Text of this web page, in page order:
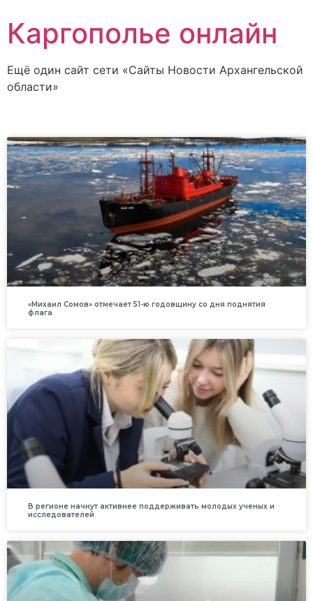
Каргополье онлайн
Ещё один сайт сети «Сайты Новости Архангельской
области»
«Михаил Сомов» отмечает 51-ю годовщину со дня поднятия
флага
В регионе начнут активнее поддерживать молодых ученых и
исследователей